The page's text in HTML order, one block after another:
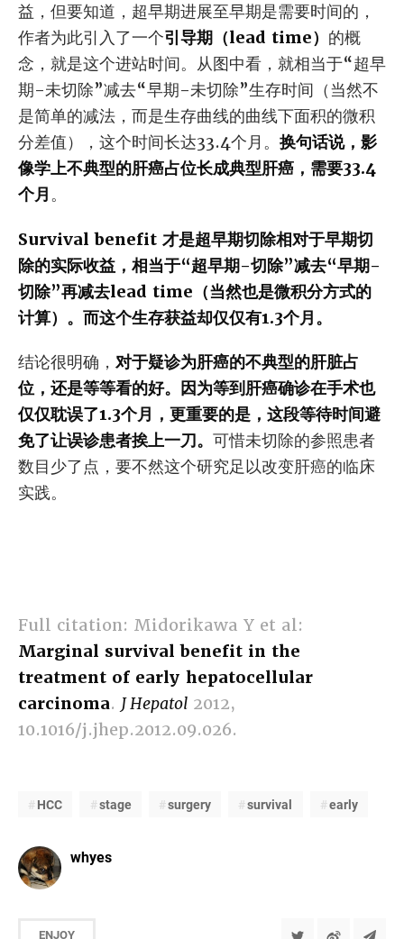
益，但要知道，超早期进展至早期是需要时间的，
作者为此引入了一个引导期（lead time） 的概
念，就是这个进站时间。从图中看，就相当于“超早
期-未切除”减去“早期-未切除”生存时间（当然不
是简单的减法，而是生存曲线的曲线下面积的微积
分差值），这个时间长达33.4个月。 换句话说，影
像学上不典型的肝癌占位长成典型肝癌，需要33.4
个月。
Survival benefit 才是超早期切除相对于早期切
除的实际收益，相当于“超早期-切除”减去“早期-
切除”再减去lead time（当然也是微积分方式的
计算）。而这个生存获益却仅仅有1.3个月。
结论很明确， 对于疑诊为肝癌的不典型的肝脏占
位，还是等等看的好。因为等到肝癌确诊在手术也
仅仅耽误了1.3个月，更重要的是，这段等待时间避
免了让误诊患者挨上一刀。 可惜未切除的参照患者
数目少了点，要不然这个研究足以改变肝癌的临床
实践。
Full citation: Midorikawa Y et al:
Marginal survival benefit in the
treatment of early hepatocellular
carcinoma. J Hepatol 2012,
10.1016/j.jhep.2012.09.026.
HCC stage surgery survival early
whyes
ENJOY